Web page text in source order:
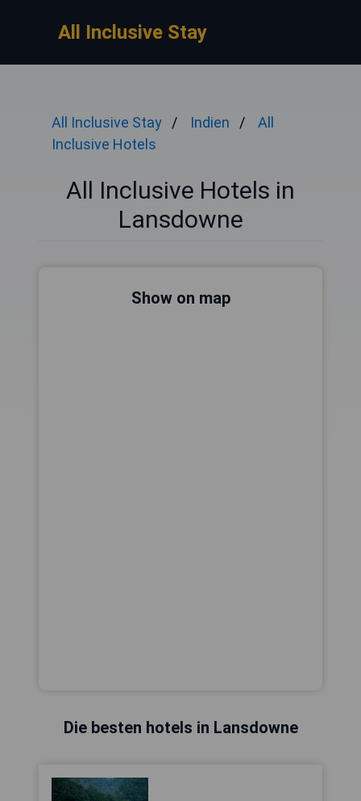
All Inclusive Stay
All Inclusive Stay Indien
All
Inclusive Hotels
All Inclusive Hotels in
Lansdowne
Show on map
Die besten hotels in Lansdowne